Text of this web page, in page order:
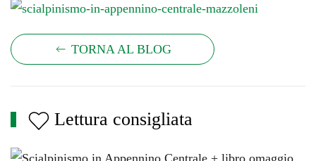
TORNA AL BLOG
Lettura consigliata